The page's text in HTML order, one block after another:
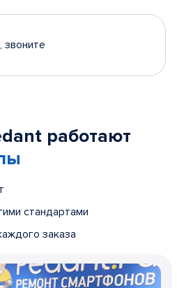
работают
стандартами
заказа